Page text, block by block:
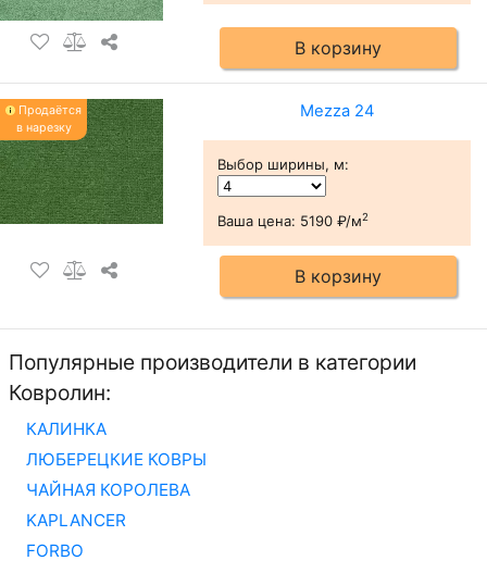
В корзину
Продаётся
в нарезку
Mezza 24
Выбор ширины, м:
Ваша цена: 5190 ₽/м2
В корзину
Популярные производители в категории
Ковролин:
КАЛИНКА
ЛЮБЕРЕЦКИЕ КОВРЫ
ЧАЙНАЯ КОРОЛЕВА
KAPLANCER
FORBO